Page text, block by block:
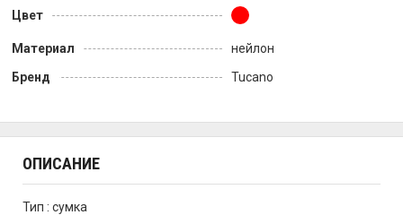
Цвет
Материал
нейлон
Бренд
Tucano
ОПИСАНИЕ
Тип : сумка